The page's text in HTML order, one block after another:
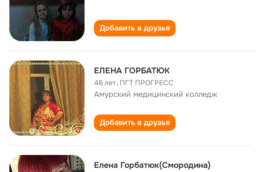
Добавить в друзья
ЕЛЕНА ГОРБАТЮК
46 лет, ПГТ ПРОГРЕСС
Амурский медицинский колледж
Добавить в друзья
Елена Горбатюк(Смородина)